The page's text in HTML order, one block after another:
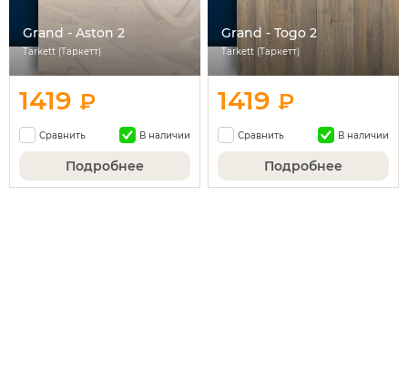
Grand - Aston 2
Tarkett (Таркетт)
1419 ₽
Сравнить В наличии
Подробнее
Grand - Togo 2
Tarkett (Таркетт)
1419₽
Сравнить В наличии
Подробнее